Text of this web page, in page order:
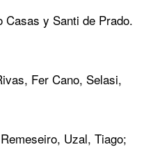
Casas y Santi de Prado.
Fer Cano, Selasi,
Uzal, Tiago;